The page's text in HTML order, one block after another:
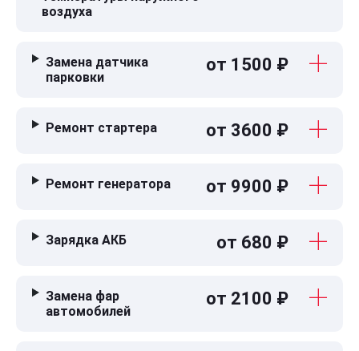
воздуха
Замена датчика
парковки
от 1500 ₽
Ремонт стартера от 3600 ₽
Ремонт генератора от 9900 ₽
Зарядка АКБ от 680 ₽
Замена фар
автомобилей
от 2100 ₽